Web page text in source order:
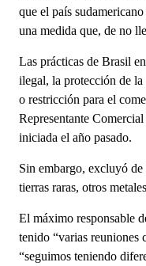
que el país
una medida que, de no
Las prácticas de Brasil
ilegal, la protección de la
o restricción para el
Representante
iniciada el año pasado.
Sin embargo, excluyó
tierras raras, otros
El máximo responsable
tenido “varias reuniones
“seguimos teniendo